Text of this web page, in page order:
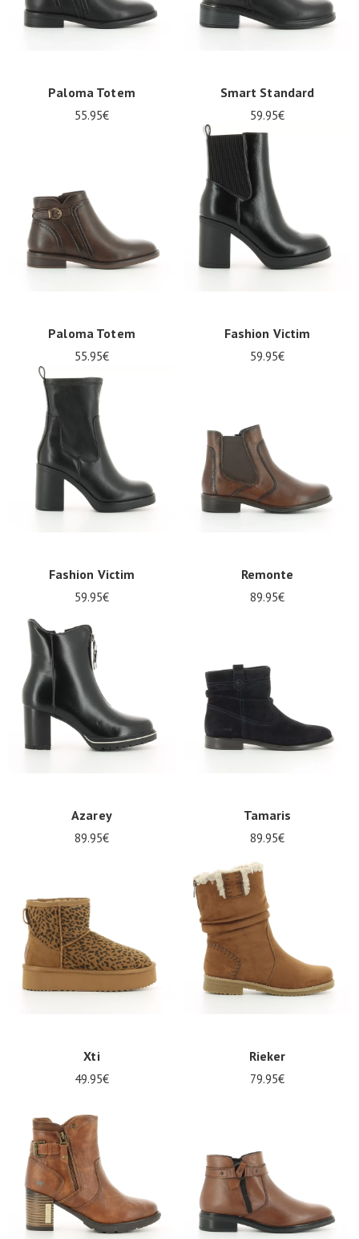
Bon
cadeau
SE
Paloma Totem
55.95€
Smart Standard
59.95€
Paloma Totem
55.95€
Fashion Victim
59.95€
Fashion Victim
59.95€
Remonte
89.95€
Azarey
89.95€
Tamaris
89.95€
Xti
49.95€
Rieker
79.95€